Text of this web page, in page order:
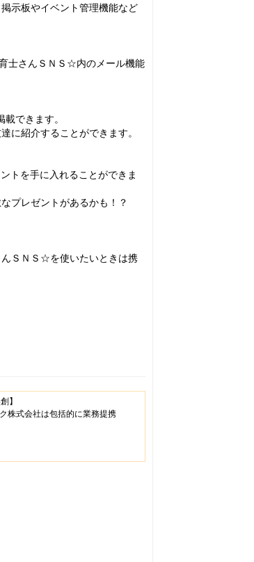
示板やイベント管理機能など
士さんＳＮＳ☆内のメール機能
できます。
に紹介することができます。
トを手に入れることができま
プレゼントがあるかも！？
ＳＮＳ☆を使いたいときは携
】
株式会社は包括的に業務提携